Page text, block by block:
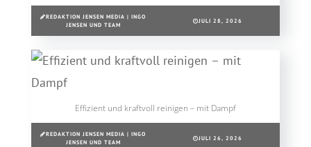
REDAKTION JENSEN MEDIA | INGO
JENSEN UND TEAM
JULI 28, 2026
Effizient und kraftvoll reinigen – mit Dampf
REDAKTION JENSEN MEDIA | INGO
JENSEN UND TEAM
JULI 26, 2026